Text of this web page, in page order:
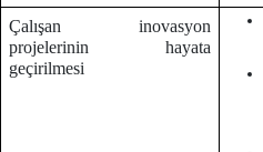
Çalışan inovasyon
projelerinin hayata
geçirilmesi